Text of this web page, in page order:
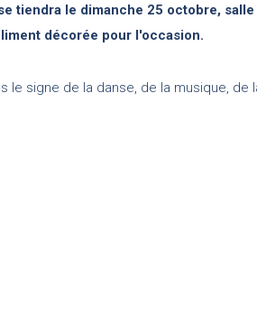
tiendra le dimanche 25 octobre, salle
décorée pour l'occasion.
le signe de la danse, de la musique, de